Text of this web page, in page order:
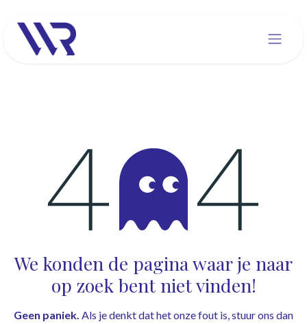
Fout 404
We konden de pagina waar je naar
op zoek bent niet vinden!
Geen paniek. Als je denkt dat het onze fout is, stuur ons dan